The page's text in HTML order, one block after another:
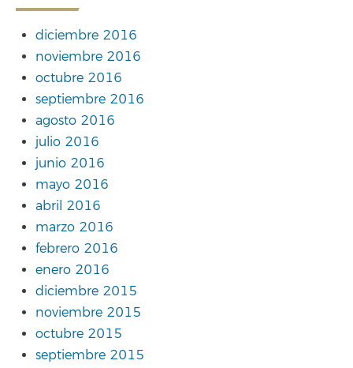
diciembre 2016
noviembre 2016
octubre 2016
septiembre 2016
agosto 2016
julio 2016
junio 2016
mayo 2016
abril 2016
marzo 2016
febrero 2016
enero 2016
diciembre 2015
noviembre 2015
octubre 2015
septiembre 2015